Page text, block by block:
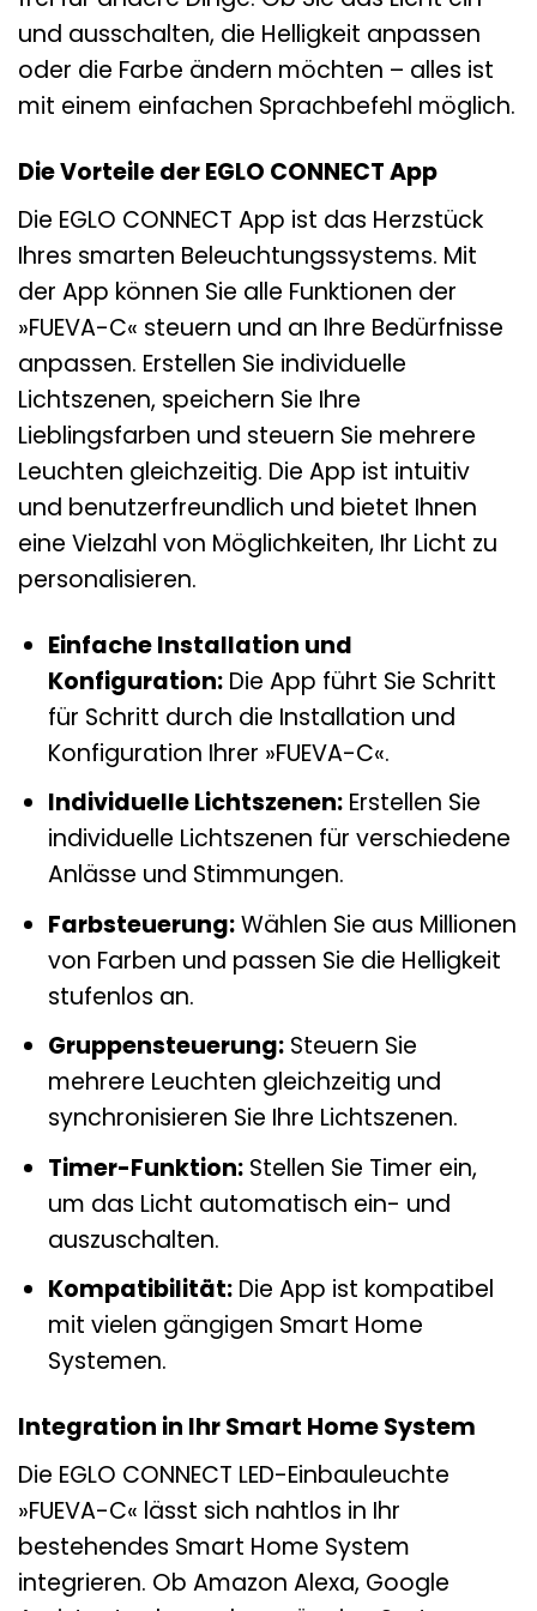
und ausschalten, die Helligkeit anpassen
oder die Farbe ändern möchten – alles ist
mit einem einfachen Sprachbefehl möglich.
Die Vorteile der EGLO CONNECT App
Die EGLO CONNECT App ist das Herzstück
Ihres smarten Beleuchtungssystems. Mit
der App können Sie alle Funktionen der
»FUEVA-C« steuern und an Ihre Bedürfnisse
anpassen. Erstellen Sie individuelle
Lichtszenen, speichern Sie Ihre
Lieblingsfarben und steuern Sie mehrere
Leuchten gleichzeitig. Die App ist intuitiv
und benutzerfreundlich und bietet Ihnen
eine Vielzahl von Möglichkeiten, Ihr Licht zu
personalisieren.
Einfache Installation und
Konfiguration:Die App führt Sie Schritt
für Schritt durch die Installation und
Konfiguration Ihrer »FUEVA-C«.
Individuelle Lichtszenen:Erstellen Sie
individuelle Lichtszenen für verschiedene
Anlässe und Stimmungen.
Farbsteuerung:Wählen Sie aus Millionen
von Farben und passen Sie die Helligkeit
stufenlos an.
Gruppensteuerung:Steuern Sie
mehrere Leuchten gleichzeitig und
synchronisieren Sie Ihre Lichtszenen.
Timer-Funktion:Stellen Sie Timer ein,
um das Licht automatisch ein- und
auszuschalten.
Kompatibilität:Die App ist kompatibel
mit vielen gängigen Smart Home
Systemen.
Integration in Ihr Smart Home System
Die EGLO CONNECT LED-Einbauleuchte
»FUEVA-C« lässt sich nahtlos in Ihr
bestehendes Smart Home System
integrieren. Ob Amazon Alexa, Google